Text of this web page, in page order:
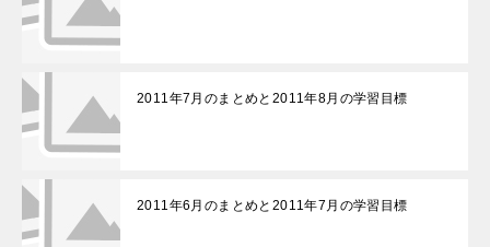
2011年7月のまとめと2011年8月の学習目標
2011年6月のまとめと2011年7月の学習目標